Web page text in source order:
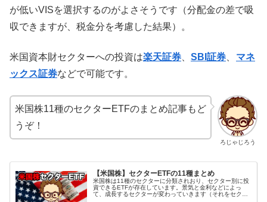
が低いVISを選択するのがよさそうです（分配金の差で吸
収できますが、税金分を考慮した結果）。
米国資本財セクターへの投資は楽天証券 SBI証券
マネ
ックス証券などで可能です。
ろじゃじろう
米国株11種のセクターETFのまとめ記事もど
うぞ！
【米国株】セクターETFの11種まとめ
米国株は11種のセクターに分類されおり、セクター別に投
資できるETFが存在しています。景気と金利などによっ
て、成長するセクターが変わっていきます（それをセクタ